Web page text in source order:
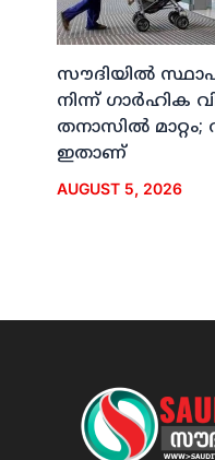
സൗദിയില്‍
നിന്ന് ഗാര്‍ഹിക
തനാസില്‍
ഇതാണ്
AUGUST 5, 2026